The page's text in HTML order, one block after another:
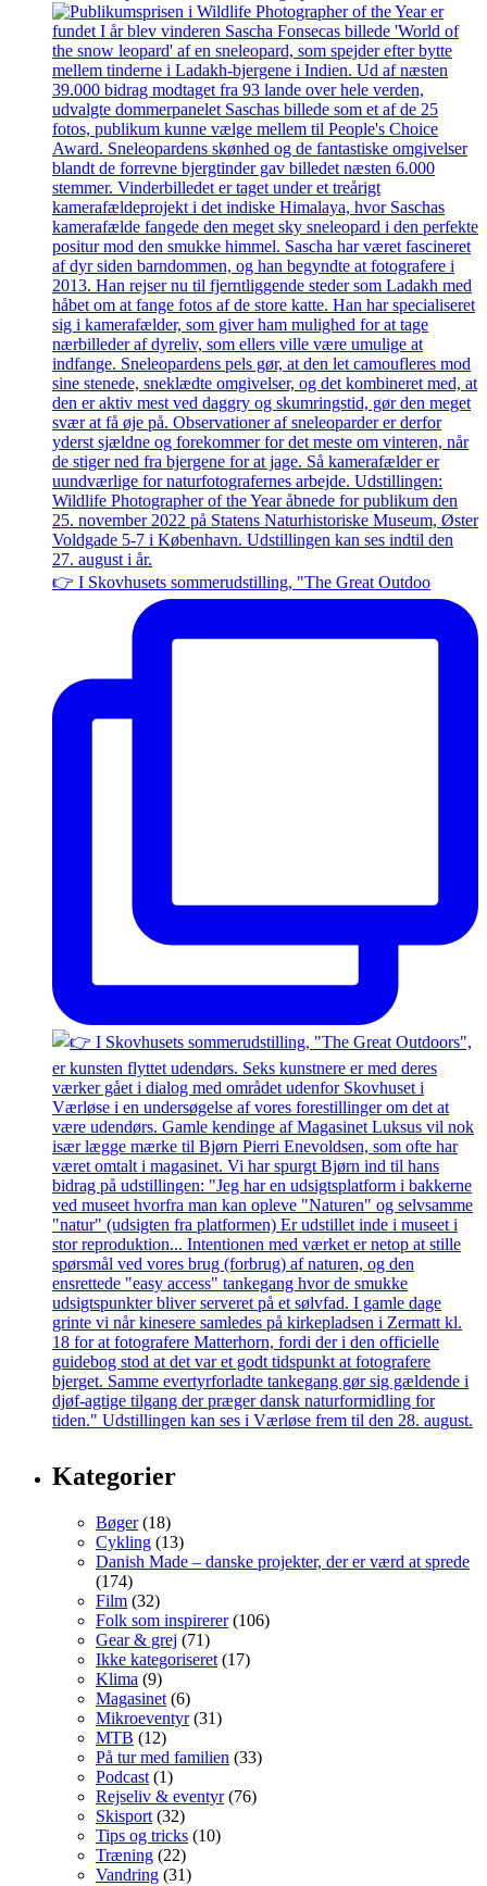
👉 I Skovhusets sommerudstilling, "The Great Outdoo
Kategorier
Bøger(18)
Cykling (13)
Danish Made – danske projekter, der er værd at sprede
(174)
Film (32)
Folk som inspirerer(106)
Gear & grej (71)
Ikke kategoriseret (17)
Klima (9)
Magasinet (6)
Mikroeventyr(31)
MTB (12)
På tur med familien (33)
Podcast (1)
Rejseliv & eventyr(76)
Skisport (32)
Tips og tricks (10)
Træning (22)
Vandring (31)